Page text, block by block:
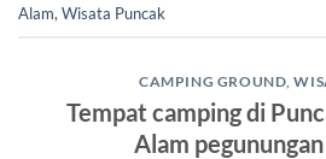
Alam, Wisata Puncak
CAMPING GROUND ,
Tempat camping di
Alam